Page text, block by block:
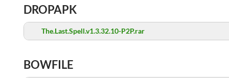
DROPAPK
The.Last.Spell.v1.3.32.10-P2P.rar
BOWFILE